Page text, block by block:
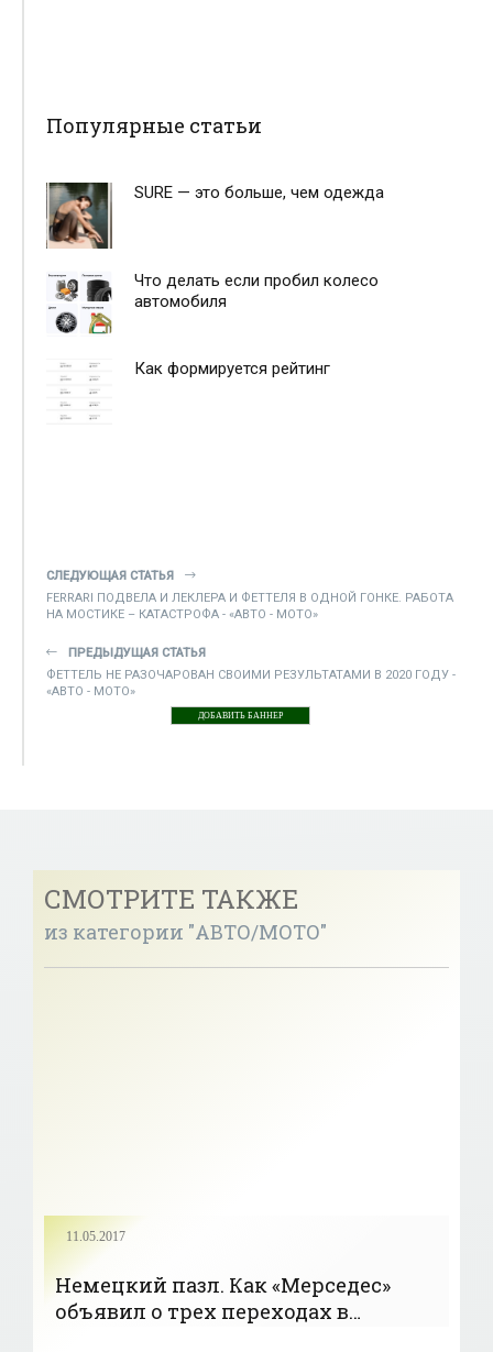
Популярные статьи
SURE — это больше, чем одежда
Что делать если пробил колесо
автомобиля
Как формируется рейтинг
СЛЕДУЮЩАЯ СТАТЬЯ
FERRARI ПОДВЕЛА И ЛЕКЛЕРА И ФЕТТЕЛЯ В ОДНОЙ ГОНКЕ. РАБОТА
НА МОСТИКЕ – КАТАСТРОФА - «АВТО - МОТО»
ПРЕДЫДУЩАЯ СТАТЬЯ
ФЕТТЕЛЬ НЕ РАЗОЧАРОВАН СВОИМИ РЕЗУЛЬТАТАМИ В 2020 ГОДУ -
«АВТО - МОТО»
ДОБАВИТЬ БАННЕР
СМОТРИТЕ ТАКЖЕ
из категории "АВТО/МОТО"
11.05.2017
Немецкий пазл. Как «Мерседес»
объявил о трех переходах в